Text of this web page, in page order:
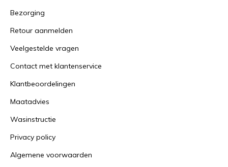
Bezorging
Retour aanmelden
Veelgestelde vragen
Contact met klantenservice
Klantbeoordelingen
Maatadvies
Wasinstructie
Privacy policy
Algemene voorwaarden